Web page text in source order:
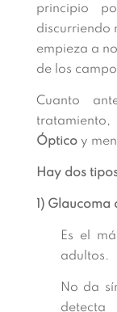
principio
discurriendo
empieza a
de los
Cuanto
Ópticoy
Hay dos
1)
Es el
adultos.
No da